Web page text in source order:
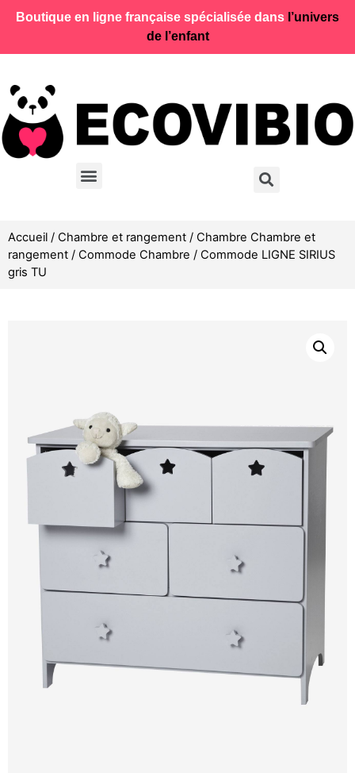
Boutique en ligne française spécialisée dans l’univers
de l’enfant
Accueil / Chambre et rangement / Chambre Chambre et
rangement / Commode Chambre / Commode LIGNE SIRIUS
gris TU